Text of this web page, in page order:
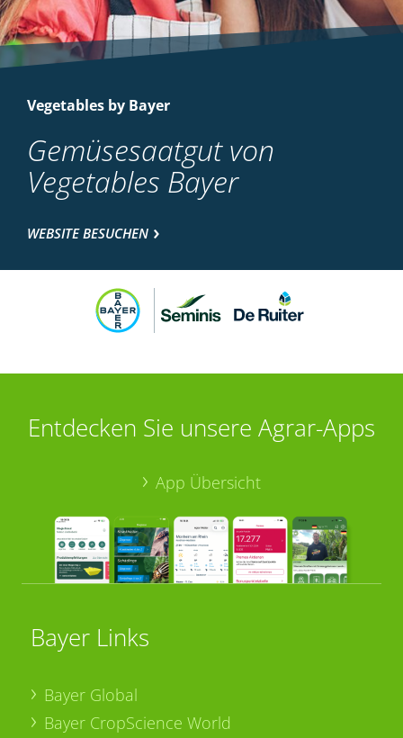
Vegetables by Bayer
Gemüsesaatgut von
Vegetables Bayer
WEBSITE BESUCHEN
Entdecken Sie unsere Agrar-Apps
App Übersicht
Bayer Links
Bayer Global
Bayer CropScience World